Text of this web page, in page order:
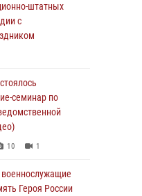
штатных
с
семинар по
10 1
военнослужащие
Героя России